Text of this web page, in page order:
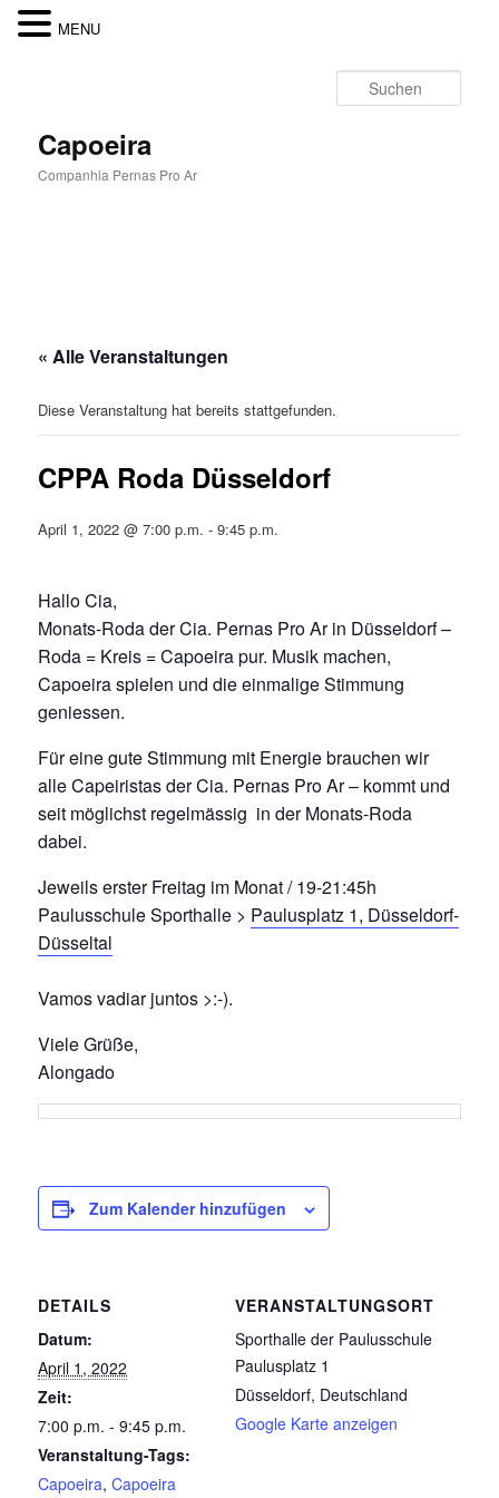
Capoeira
Companhia Pernas Pro Ar
« Alle Veranstaltungen
Diese Veranstaltung hat bereits stattgefunden.
CPPA Roda Düsseldorf
April 1, 2022 @ 7:00 p.m. -9:45 p.m.
Hallo Cia,
Monats-Roda der Cia. Pernas Pro Ar in Düsseldorf –
Roda = Kreis = Capoeira pur. Musik machen,
Capoeira spielen und die einmalige Stimmung
geniessen.
Für eine gute Stimmung mit Energie brauchen wir
alle Capeiristas der Cia. Pernas Pro Ar – kommt und
seit möglichst regelmässig in der Monats-Roda
dabei.
Jeweils erster Freitag im Monat / 19-21:45h
Paulusschule Sporthalle > Paulusplatz 1, Düsseldorf-
Düsseltal
Vamos vadiar juntos >:-).
Viele Grüße,
Alongado
Zum Kalender hinzufügen
DETAILS
Datum:
April 1, 2022
Zeit:
7:00 p.m. - 9:45 p.m.
Veranstaltung-Tags:
Capoeira,Capoeira
VERANSTALTUNGSORT
Sporthalle der Paulusschule
Paulusplatz 1
Düsseldorf, Deutschland
Google Karte anzeigen
MENU